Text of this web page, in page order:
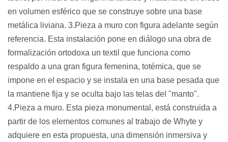
en volumen esférico que se construye sobre una base
metálica liviana. 3.Pieza a muro con figura adelante según
referencia. Esta instalación pone en diálogo una obra de
formalización ortodoxa un textil que funciona como
respaldo a una gran figura femenina, totémica, que se
impone en el espacio y se instala en una base pesada que
la mantiene fija y se oculta bajo las telas del "manto".
4.Pieza a muro. Esta pieza monumental, está construida a
partir de los elementos comunes al trabajo de Whyte y
adquiere en esta propuesta, una dimensión inmersiva y